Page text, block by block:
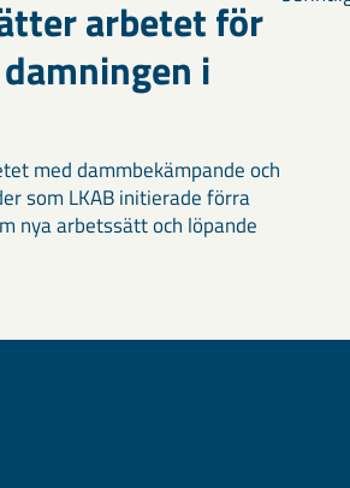
arbetet för
i
med dammbekämpande och
som LKAB initierade förra
nya arbetssätt och löpande